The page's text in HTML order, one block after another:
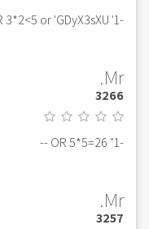
-1' OR 3*2<5 or 'GDyX3sXU'='
Mr.
3266
-1" OR 5*5=26 --
Mr.
3257